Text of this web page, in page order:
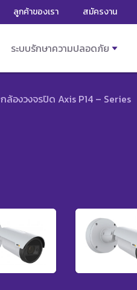
ลูกค้าของเรา สมัครงาน
ระบบรักษาความปลอดภัย
กล้องวงจรปิด Axis P14 – Series